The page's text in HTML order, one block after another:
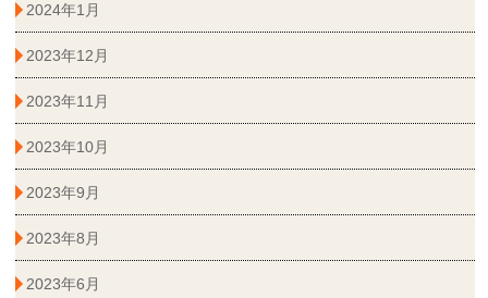
2024年1月
2023年12月
2023年11月
2023年10月
2023年9月
2023年8月
2023年6月